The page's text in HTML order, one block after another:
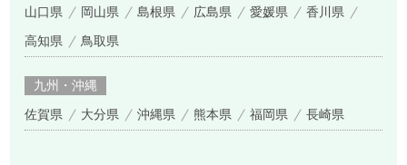
山口県 岡山県 島根県 広島県 愛媛県 香川県
高知県 鳥取県
九州・沖縄
佐賀県 大分県 沖縄県 熊本県 福岡県 長崎県